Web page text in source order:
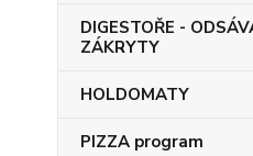
DIGESTOŘE -
ZÁKRYTY
HOLDOMATY
PIZZA program